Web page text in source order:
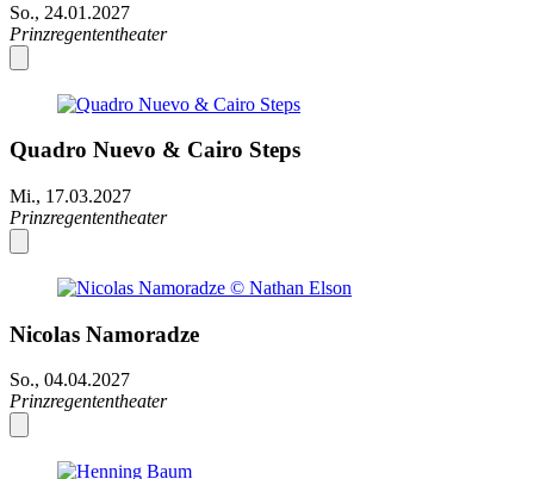
So., 24.01.2027
Prinzregententheater
Quadro Nuevo & Cairo Steps
Mi., 17.03.2027
Prinzregententheater
Nicolas Namoradze
So., 04.04.2027
Prinzregententheater